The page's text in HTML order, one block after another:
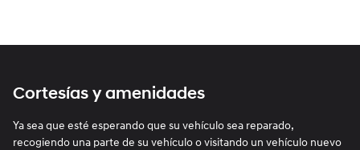
Cortesías y amenidades
Ya sea que esté esperando que su vehículo sea reparado,
recogiendo una parte de su vehículo o visitando un vehículo nuevo